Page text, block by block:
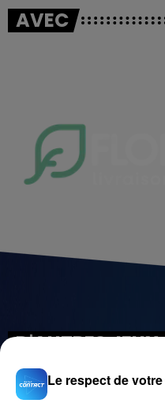
AVEC
D'AUTRES JEUX
Le respect de